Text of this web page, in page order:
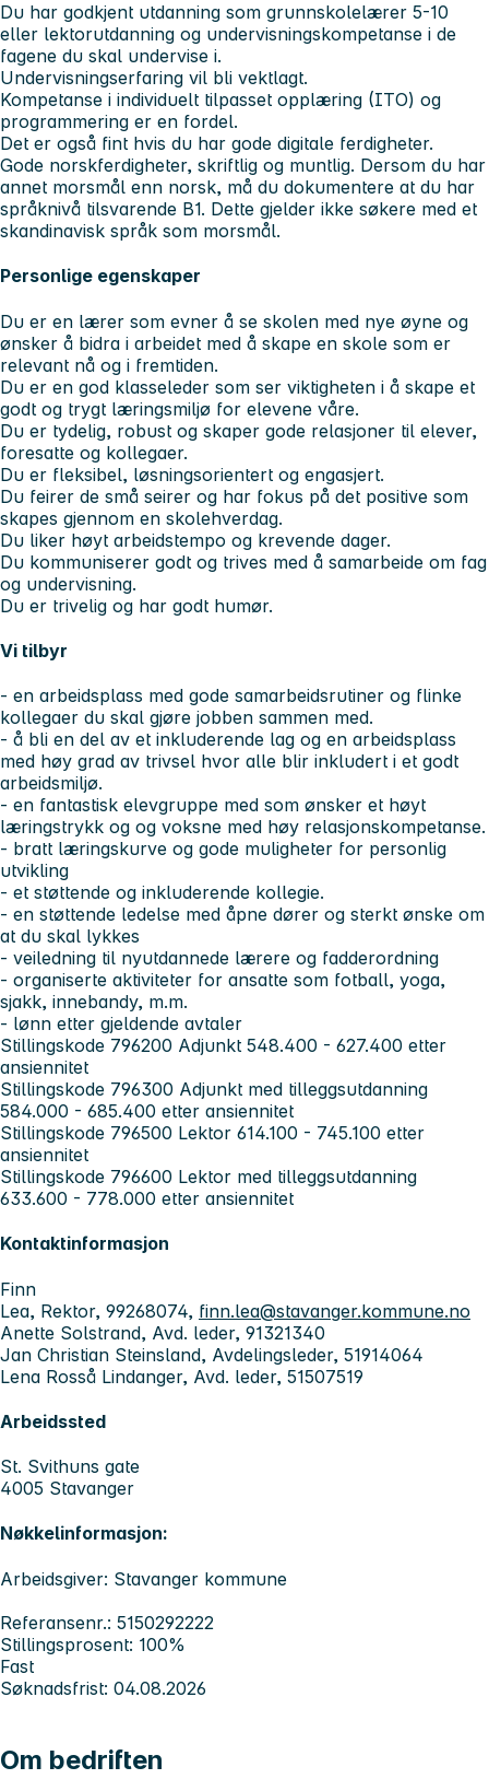
Du har godkjent utdanning som grunnskolelærer 5-10
eller lektorutdanning og undervisningskompetanse i de
fagene du skal undervise i.
Undervisningserfaring vil bli vektlagt.
Kompetanse i individuelt tilpasset opplæring (ITO) og
programmering er en fordel.
Det er også fint hvis du har gode digitale ferdigheter.
Gode norskferdigheter, skriftlig og muntlig. Dersom du har
annet morsmål enn norsk, må du dokumentere at du har
språknivå tilsvarende B1. Dette gjelder ikke søkere med et
skandinavisk språk som morsmål.
Personlige egenskaper
Du er en lærer som evner å se skolen med nye øyne og
ønsker å bidra i arbeidet med å skape en skole som er
relevant nå og i fremtiden.
Du er en god klasseleder som ser viktigheten i å skape et
godt og trygt læringsmiljø for elevene våre.
Du er tydelig, robust og skaper gode relasjoner til elever,
foresatte og kollegaer.
Du er fleksibel, løsningsorientert og engasjert.
Du feirer de små seirer og har fokus på det positive som
skapes gjennom en skolehverdag.
Du liker høyt arbeidstempo og krevende dager.
Du kommuniserer godt og trives med å samarbeide om fag
og undervisning.
Du er trivelig og har godt humør.
Vi tilbyr
- en arbeidsplass med gode samarbeidsrutiner og flinke
kollegaer du skal gjøre jobben sammen med.
- å bli en del av et inkluderende lag og en arbeidsplass
med høy grad av trivsel hvor alle blir inkludert i et godt
arbeidsmiljø.
- en fantastisk elevgruppe med som ønsker et høyt
læringstrykk og og voksne med høy relasjonskompetanse.
- bratt læringskurve og gode muligheter for personlig
utvikling
- et støttende og inkluderende kollegie.
- en støttende ledelse med åpne dører og sterkt ønske om
at du skal lykkes
- veiledning til nyutdannede lærere og fadderordning
- organiserte aktiviteter for ansatte som fotball, yoga,
sjakk, innebandy, m.m.
- lønn etter gjeldende avtaler
Stillingskode 796200 Adjunkt 548.400 - 627.400 etter
ansiennitet
Stillingskode 796300 Adjunkt med tilleggsutdanning
584.000 - 685.400 etter ansiennitet
Stillingskode 796500 Lektor 614.100 - 745.100 etter
ansiennitet
Stillingskode 796600 Lektor med tilleggsutdanning
633.600 - 778.000 etter ansiennitet
Kontaktinformasjon
Finn
Lea, Rektor, 99268074, finn.lea@stavanger.kommune.no
Anette Solstrand, Avd. leder, 91321340
Jan Christian Steinsland, Avdelingsleder, 51914064
Lena Rosså Lindanger, Avd. leder, 51507519
Arbeidssted
St. Svithuns gate
4005 Stavanger
Nøkkelinformasjon:
Arbeidsgiver: Stavanger kommune
Referansenr.: 5150292222
Stillingsprosent: 100%
Fast
Søknadsfrist: 04.08.2026
Om bedriften